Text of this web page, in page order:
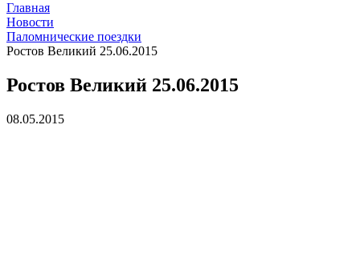
Главная
Новости
Паломнические поездки
Ростов Великий 25.06.2015
Ростов Великий 25.06.2015
08.05.2015